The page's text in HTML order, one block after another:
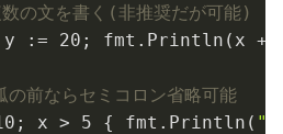
の文を書く(非推奨だが可能)
:= 20 ; fmt.Println(x +
前ならセミコロン省略可能
; x > 5 { fmt.Println(